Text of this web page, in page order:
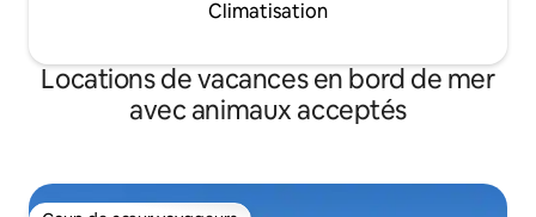
Climatisation
Locations de vacances en bord de mer
avec animaux acceptés